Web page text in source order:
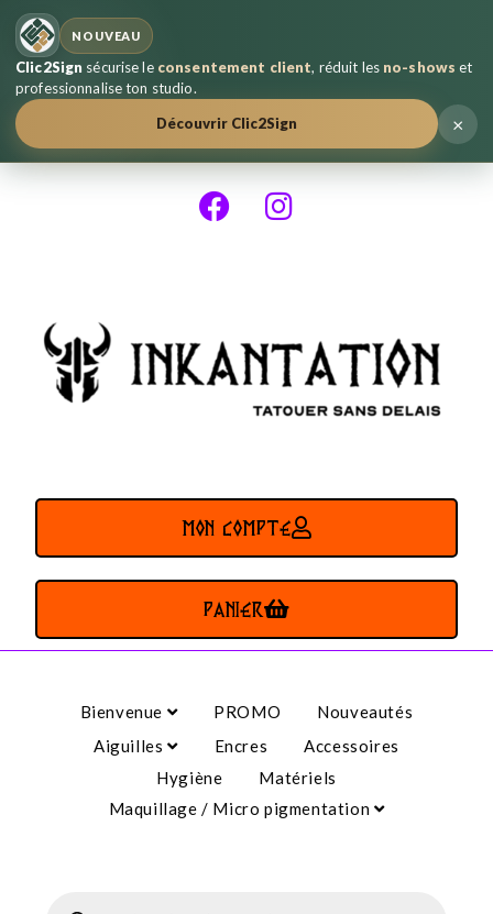
NOUVEAU
Clic2Sign sécurise le consentement client, réduit les no-shows et
professionnalise ton studio.
Découvrir Clic2Sign
×
MON COMPTE
PANIER
Bienvenue PROMO
Nouveautés
Aiguilles
Encres
Accessoires
Hygiène
Matériels
Maquillage / Micro pigmentation